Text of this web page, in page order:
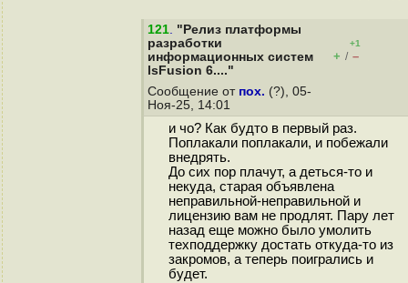
121. "Релиз платформы
разработки
информационных систем
lsFusion 6...."
+1
+ / –
Сообщение от пох. (?), 05-
Ноя-25, 14:01
и чо? Как будто в первый раз.
Поплакали поплакали, и побежали
внедрять.
До сих пор плачут, а деться-то и
некуда, старая объявлена
неправильной-неправильной и
лицензию вам не продлят. Пару лет
назад еще можно было умолить
техподдержку достать откуда-то из
закромов, а теперь поигрались и
будет.